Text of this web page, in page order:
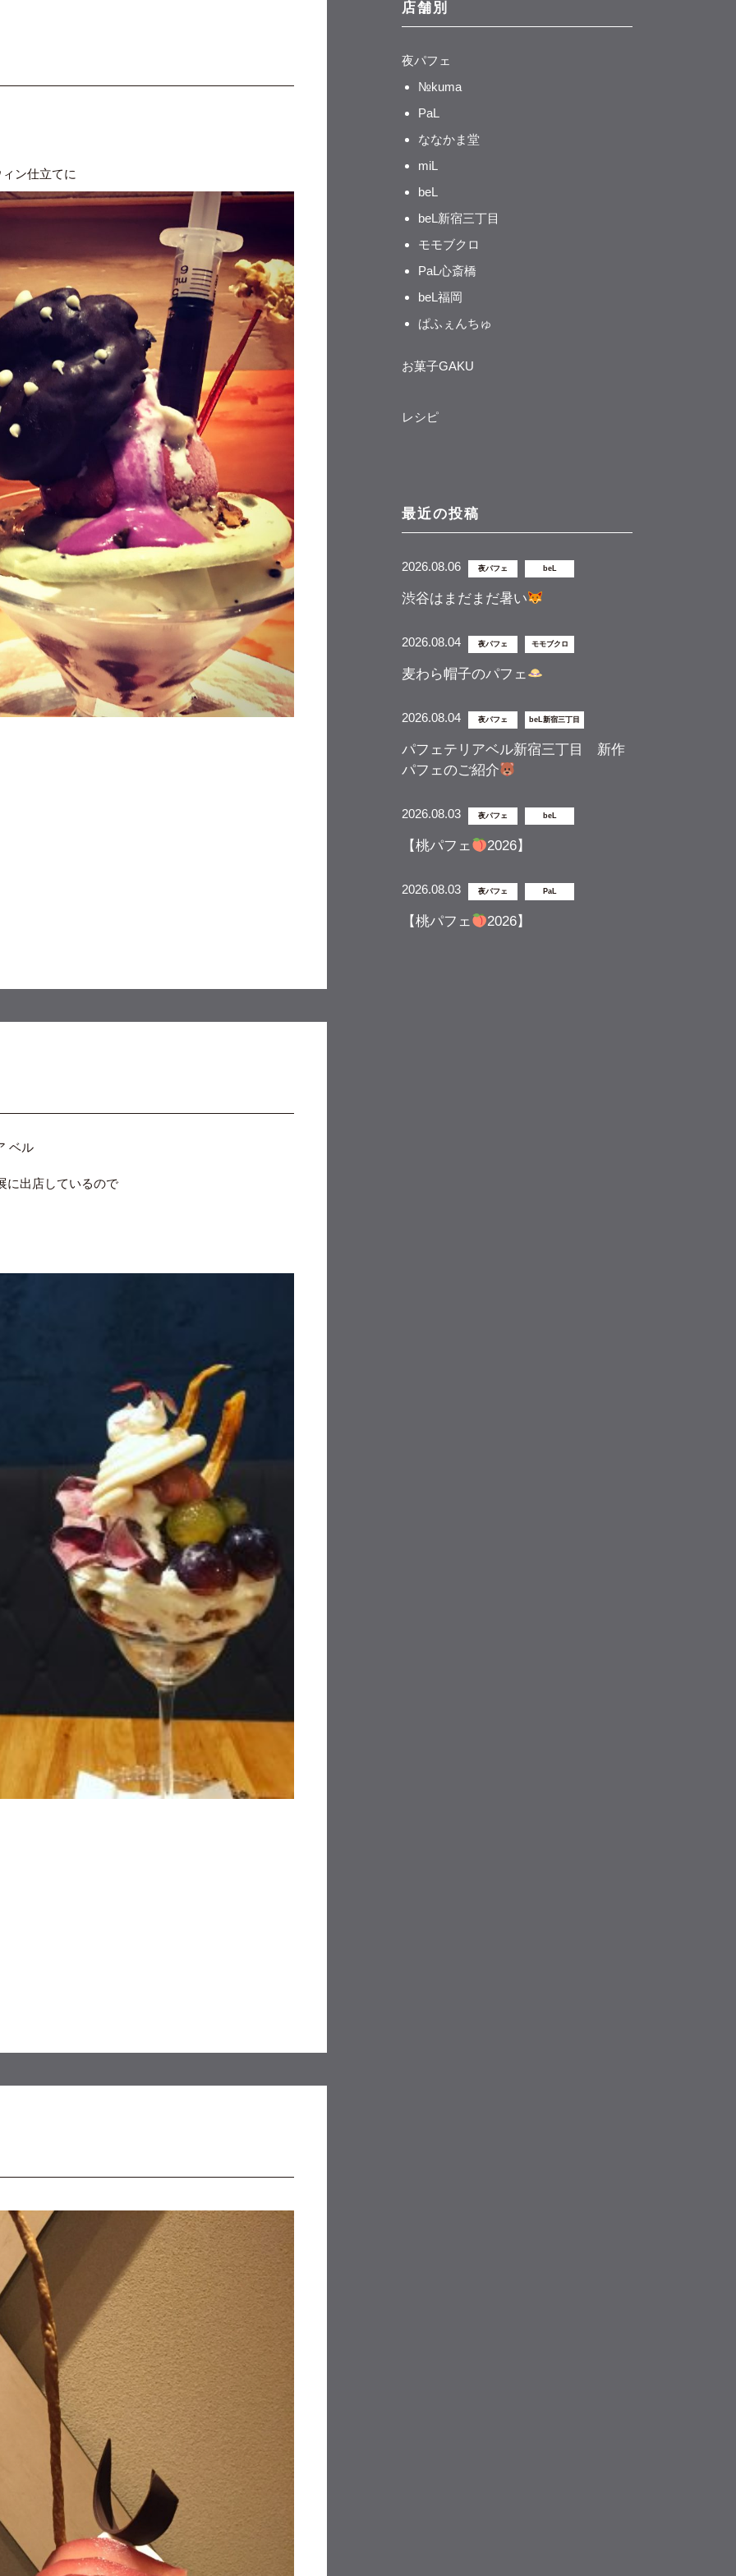
ン仕立てに
ベル
に出店しているので
店舗別
夜パフェ
№kuma
PaL
ななかま堂
miL
beL
beL新宿三丁目
モモブクロ
PaL心斎橋
beL福岡
ぱふぇんちゅ
お菓子GAKU
レシピ
最近の投稿
2026.08.06 夜パフェ beL
渋谷はまだまだ暑い
2026.08.04 夜パフェ モモブクロ
麦わら帽子のパフェ
2026.08.04 夜パフェ beL新宿三丁目
パフェテリアベル新宿三丁目 新作
パフェのご紹介
2026.08.03 夜パフェ beL
【桃パフェ 2026】
2026.08.03 夜パフェ PaL
【桃パフェ 2026】